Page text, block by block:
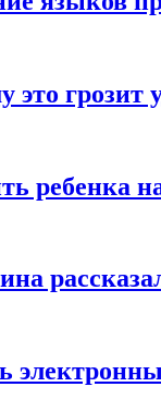
это
ребенка